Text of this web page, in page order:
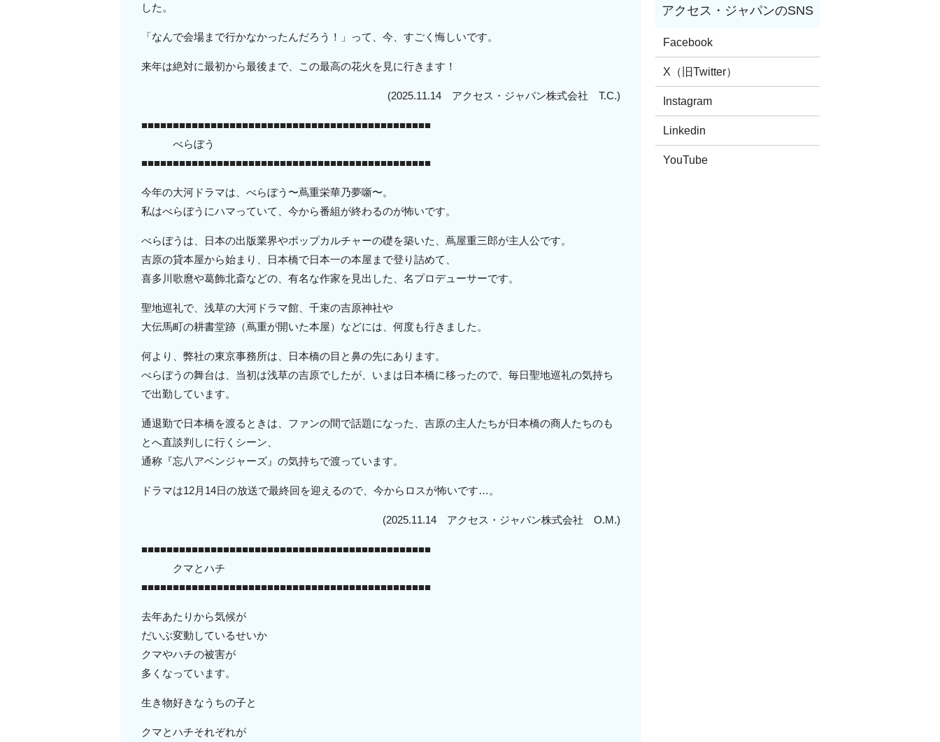
した。
「なんで会場まで行かなかったんだろう！」って、今、すごく悔しいです。
来年は絶対に最初から最後まで、この最高の花火を見に行きます！
(2025.11.14 アクセス・ジャパン株式会社 T.C.)
■■■■■■■■■■■■■■■■■■■■■■■■■■■■■■■■■■■■■■■■■■■■■■
べらぼう
■■■■■■■■■■■■■■■■■■■■■■■■■■■■■■■■■■■■■■■■■■■■■■
今年の大河ドラマは、べらぼう〜蔦重栄華乃夢噺〜。
私はべらぼうにハマっていて、今から番組が終わるのが怖いです。
べらぼうは、日本の出版業界やポップカルチャーの礎を築いた、蔦屋重三郎が主人公です。
吉原の貸本屋から始まり、日本橋で日本一の本屋まで登り詰めて、
喜多川歌麿や葛飾北斎などの、有名な作家を見出した、名プロデューサーです。
聖地巡礼で、浅草の大河ドラマ館、千束の吉原神社や
大伝馬町の耕書堂跡（蔦重が開いた本屋）などには、何度も行きました。
何より、弊社の東京事務所は、日本橋の目と鼻の先にあります。
べらぼうの舞台は、当初は浅草の吉原でしたが、いまは日本橋に移ったので、毎日聖地巡礼の気持ち
で出勤しています。
通退勤で日本橋を渡るときは、ファンの間で話題になった、吉原の主人たちが日本橋の商人たちのも
とへ直談判しに行くシーン、
通称『忘八アベンジャーズ』の気持ちで渡っています。
ドラマは12月14日の放送で最終回を迎えるので、今からロスが怖いです…。
(2025.11.14 アクセス・ジャパン株式会社 O.M.)
■■■■■■■■■■■■■■■■■■■■■■■■■■■■■■■■■■■■■■■■■■■■■■
クマとハチ
■■■■■■■■■■■■■■■■■■■■■■■■■■■■■■■■■■■■■■■■■■■■■■
去年あたりから気候が
だいぶ変動しているせいか
クマやハチの被害が
多くなっています。
生き物好きなうちの子と
クマとハチそれぞれが
Facebook
X（旧Twitter）
Instagram
Linkedin
YouTube